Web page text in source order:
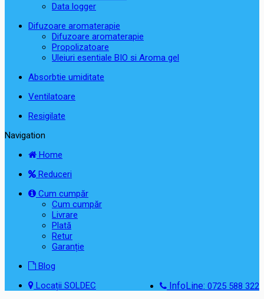
Data logger
Difuzoare aromaterapie
Difuzoare aromaterapie
Propolizatoare
Uleiuri esentiale BIO si Aroma gel
Absorbtie umiditate
Ventilatoare
Resigilate
Navigation
Home
Reduceri
Cum cumpăr
Cum cumpăr
Livrare
Plată
Retur
Garanție
Blog
InfoLine: 0725 588 322
Locații SOLDEC